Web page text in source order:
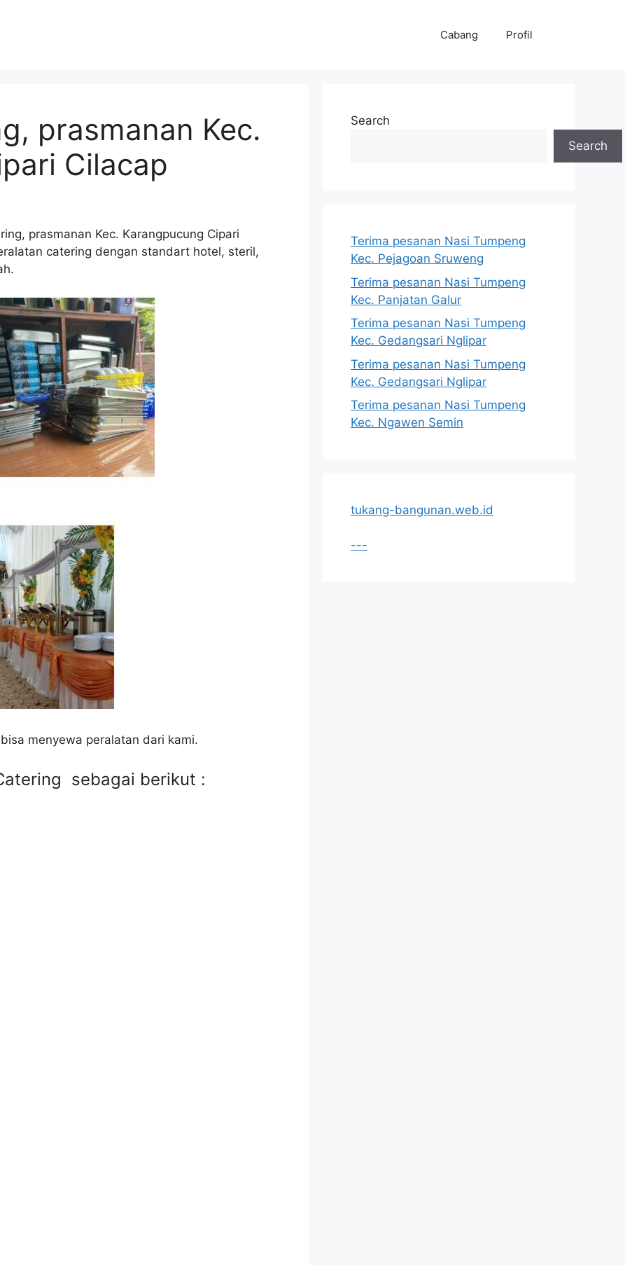
Cabang Profil
prasmanan Kec.
Cilacap
prasmanan Kec. Karangpucung Cipari
catering dengan standart hotel, steril,
menyewa peralatan dari kami.
sebagai berikut :
Search
Search
Terima pesanan Nasi Tumpeng
Kec. Pejagoan Sruweng
Terima pesanan Nasi Tumpeng
Kec. Panjatan Galur
Terima pesanan Nasi Tumpeng
Kec. Gedangsari Nglipar
Terima pesanan Nasi Tumpeng
Kec. Gedangsari Nglipar
Terima pesanan Nasi Tumpeng
Kec. Ngawen Semin
tukang-bangunan.web.id
---